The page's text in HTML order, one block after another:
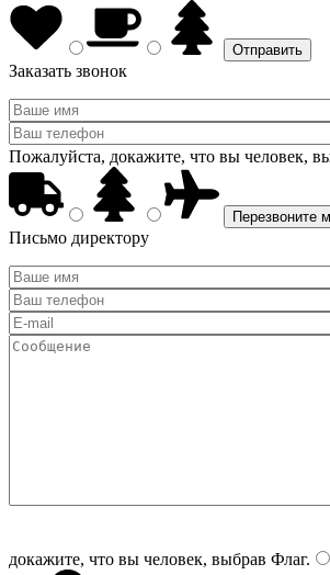
Заказать звонок
Пожалуйста, докажите, что вы человек,
Письмо директору
докажите, что вы человек, выбрав Флаг.